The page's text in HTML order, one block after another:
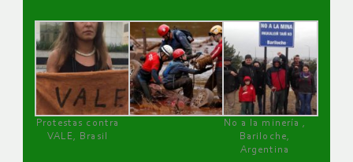
Protestas contra
VALE, Brasil
No a la minería ,
Bariloche,
Argentina